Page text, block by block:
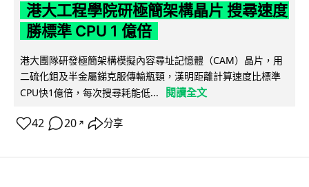
港大工程學院研極簡架構晶片 搜尋速度
勝標準 CPU 1 億倍
港大團隊研發極簡架構模擬內容尋址記憶體（CAM）晶片，用
二硫化鉬及半金屬銻克服傳輸瓶頸，漢明距離計算速度比標準
CPU快1億倍，每次搜尋耗能低...
閱讀全文
42 20 ↗ 分享